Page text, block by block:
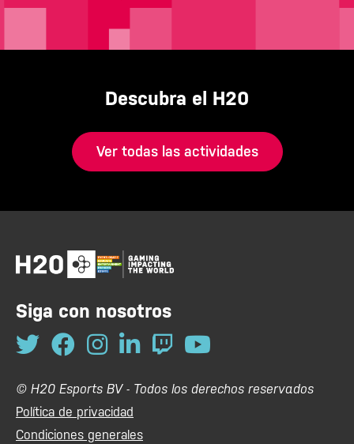
Descubra el H20
Ver todas las actividades
Siga con nosotros
© H20 Esports BV - Todos los derechos reservados
Política de privacidad
Condiciones generales